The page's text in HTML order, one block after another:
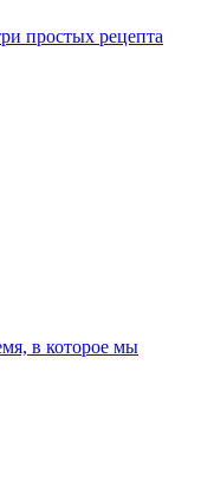
простых рецепта
в которое мы